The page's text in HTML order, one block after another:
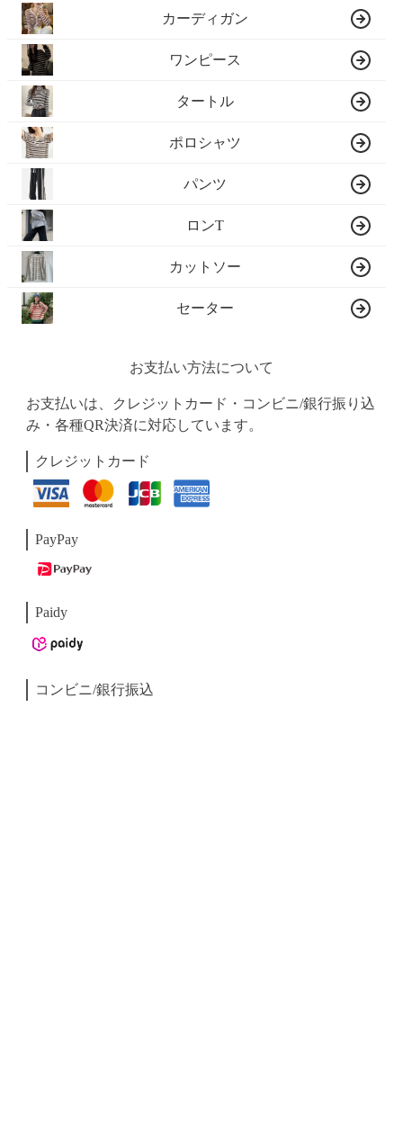
カーディガン
ワンピース
タートル
ポロシャツ
パンツ
ロンT
カットソー
セーター
お支払い方法について
お支払いは、クレジットカード・コンビニ/銀行振り込
み・各種QR決済に対応しています。
クレジットカード
PayPay
Paidy
コンビニ/銀行振込